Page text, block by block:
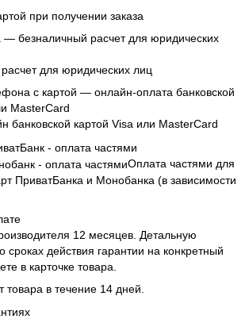
при получении заказа
для юридических лиц
банковской картой Visa или MasterCard
Оплата частями для
ПриватБанка и Монобанка (в зависимости
12 месяцев. Детальную
действия гарантии на конкретный
в карточке товара.
товара в течение 14 дней.